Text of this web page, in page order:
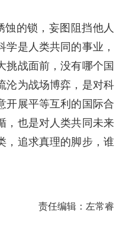
蚀的锁，妄图阻挡他人
是人类共同的事业，
挑战面前，没有哪个国
沦为战场博弈，是对科
开展平等互利的国际合
，也是对人类共同未来
，追求真理的脚步，谁
责任编辑：左常睿